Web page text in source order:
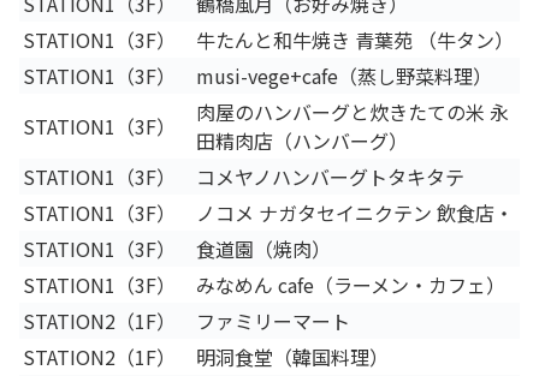
STATION1（3F）
牛たんと和牛焼き ⻘葉苑 （牛タン）
STATION1（3F）
musi-vege+cafe（蒸し野菜料理）
STATION1（3F）
肉屋のハンバーグと炊きたての米 永
田精肉店（ハンバーグ）
STATION1（3F）
コメヤノハンバーグトタキタテ
STATION1（3F）
ノコメ ナガタセイニクテン 飲食店・
STATION1（3F）
食道園（焼肉）
STATION1（3F）
みなめん cafe（ラーメン・カフェ）
STATION2（1F）
ファミリーマート
STATION2（1F）
明洞食堂（韓国料理）